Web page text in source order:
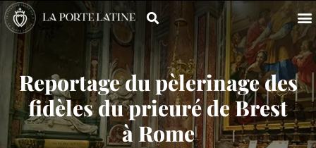
Reportage du pèlerinage des
fidèles du prieuré de Brest
à Rome